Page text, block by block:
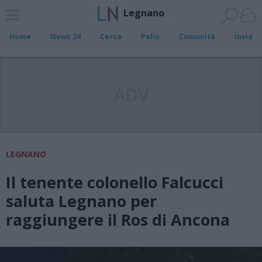
Legnano
Home News 24 Cerca Palio Comunità Invia
LEGNANO
Il tenente colonello Falcucci
saluta Legnano per
raggiungere il Ros di Ancona